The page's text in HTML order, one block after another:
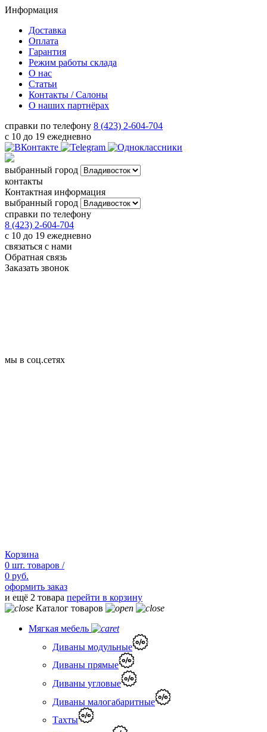
Информация
Доставка
Оплата
Гарантия
Режим работы склада
О нас
Статьи
Контакты / Салоны
О наших партнёрах
справки по телефону 8 (423) 2-604-704
с 10 до 19 ежедневно
выбранный город
контакты
Контактная информация
выбранный город
справки по телефону
8 (423) 2-604-704
с 10 до 19 ежедневно
связаться с нами
Обратная связь
Заказать звонок
мы в соц.сетях
Корзина
0 шт. товаров /
0 руб.
оформить заказ
и ещё 2 товара перейти в корзину
Каталог товаров
Мягкая мебель
Диваны модульные
Диваны прямые
Диваны угловые
Диваны малогабаритные
Тахты